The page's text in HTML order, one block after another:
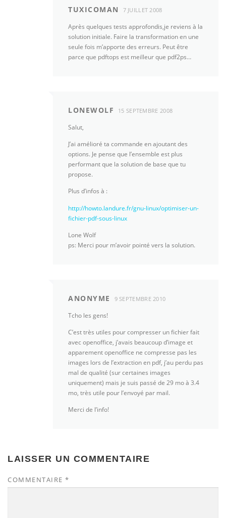
TUXICOMAN 7 JUILLET 2008
Après quelques tests approfondis,je reviens à la
solution initiale. Faire la transformation en une
seule fois m’apporte des erreurs. Peut être
parce que pdftops est meilleur que pdf2ps…
LONEWOLF 15 SEPTEMBRE 2008
Salut,
J’ai amélioré ta commande en ajoutant des
options. Je pense que l’ensemble est plus
performant que la solution de base que tu
propose.
Plus d’infos à :
http://howto.landure.fr/gnu-linux/optimiser-un-
fichier-pdf-sous-linux
Lone Wolf
ps: Merci pour m’avoir pointé vers la solution.
ANONYME 9 SEPTEMBRE 2010
Tcho les gens!
C’est très utiles pour compresser un fichier fait
avec openoffice, j’avais beaucoup d’image et
apparement openoffice ne compresse pas les
images lors de l’extraction en pdf, j’au perdu pas
mal de qualité (sur certaines images
uniquement) mais je suis passé de 29 mo à 3.4
mo, très utile pour l’envoyé par mail.
Merci de l’info!
LAISSER UN COMMENTAIRE
COMMENTAIRE *